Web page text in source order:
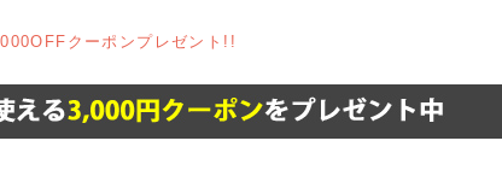
クーポンプレゼント!!